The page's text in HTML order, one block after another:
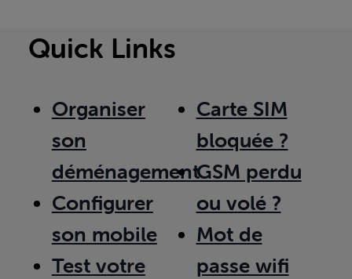
Quick Links
Organiser
son
déménagement
Configurer
son mobile
Test votre
Carte SIM
bloquée ?
GSM perdu
ou volé ?
Mot de
passe wifi